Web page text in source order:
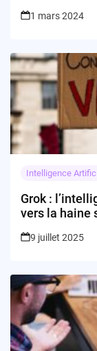
1 mars 2024
Intelligence
Grok :
vers la haine
9 juillet 2025